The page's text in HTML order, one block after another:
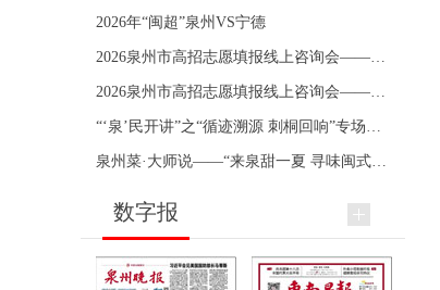
2026年“闽超”泉州VS宁德
数字报